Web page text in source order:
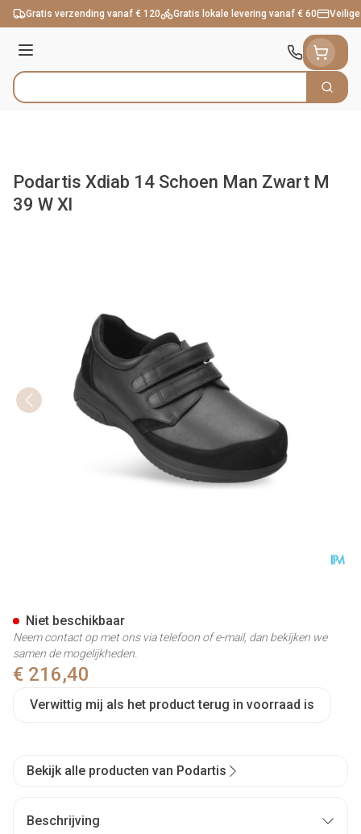
Ga naar de inhoud
Gratis verzending vanaf € 120 Gratis lokale levering vanaf € 60
Menu
Product, merk, categorie... Zoek
Podartis Xdiab 14 Schoen Man Zwart M
39 W Xl
€ 216,40
Verwittig mij als het product terug in voorraad is
Niet beschikbaar
Neem contact op met ons via telefoon of e-mail, dan bekijken we
samen de mogelijkheden.
Bekijk alle producten van Podartis
Beschrijving